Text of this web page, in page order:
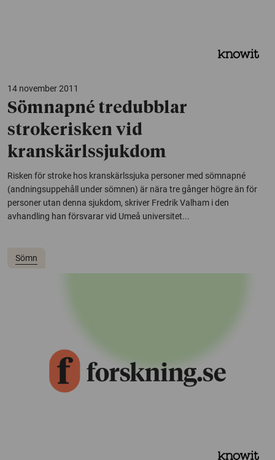
14 november 2011
Sömnapné tredubblar
strokerisken vid
kranskärlssjukdom
Risken för stroke hos kranskärlssjuka personer med sömnapné
(andningsuppehåll under sömnen) är nära tre gånger högre än för
personer utan denna sjukdom, skriver Fredrik Valham i den
avhandling han försvarar vid Umeå universitet...
Sömn